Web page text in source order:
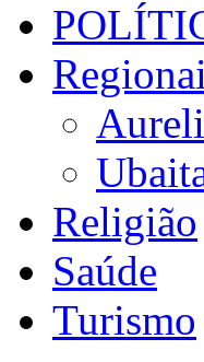
Religião
Saúde
Turismo